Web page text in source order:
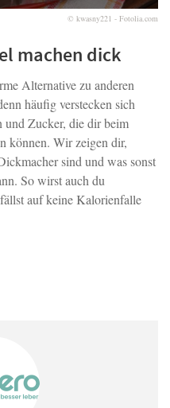
© kwasny221 - Fotolia.com
machen dick
Alternative zu anderen
häufig verstecken sich
und Zucker, die dir beim
können. Wir zeigen dir,
sind und was sonst
So wirst auch du
auf keine Kalorienfalle